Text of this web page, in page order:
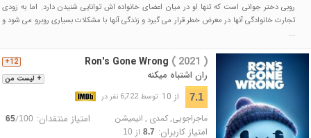
روبی دختر جوانی است که تنها او در میان اعضای خانواده ‌اش توانایی شنیدن دارد. اما به زودی
تجارت خانوادگی‌ آنها در معرض خطر قرار می گیرد و زندگی آنها با مشکلات بسیاری روبرو می شود و
...
+ لیست من
12+ Ron's Gone Wrong ( 2021 )
ران اشتباه میکنه
7.1 از 10 توسط 6,722 نفر در
ماجراجویی, کمدی , انیمیشن امتیاز منتقدان: 65/100
امتیاز کاربران: 8.7از 10